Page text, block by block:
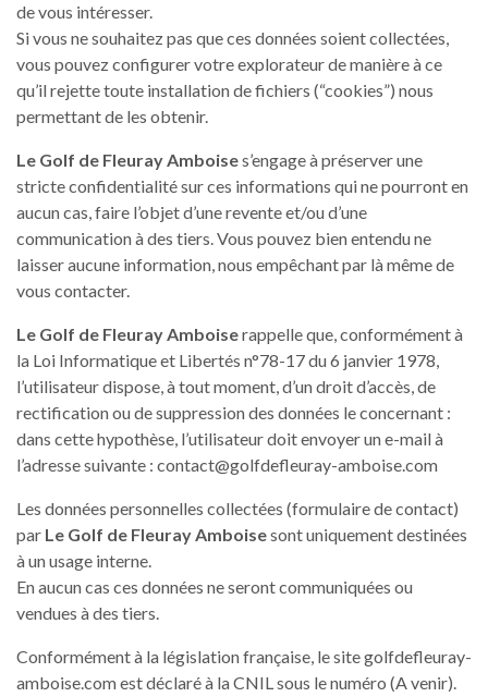
de vous intéresser.
Si vous ne souhaitez pas que ces données soient collectées,
vous pouvez configurer votre explorateur de manière à ce
qu’il rejette toute installation de fichiers (“cookies”) nous
permettant de les obtenir.
Le Golf de Fleuray Amboises’engage à préserver une
stricte confidentialité sur ces informations qui ne pourront en
aucun cas, faire l’objet d’une revente et/ou d’une
communication à des tiers. Vous pouvez bien entendu ne
laisser aucune information, nous empêchant par là même de
vous contacter.
Le Golf de Fleuray Amboiserappelle que, conformément à
la Loi Informatique et Libertés n°78-17 du 6 janvier 1978,
l’utilisateur dispose, à tout moment, d’un droit d’accès, de
rectification ou de suppression des données le concernant :
dans cette hypothèse, l’utilisateur doit envoyer un e-mail à
l’adresse suivante : contact@golfdefleuray-amboise.com
Les données personnelles collectées (formulaire de contact)
par Le Golf de Fleuray Amboisesont uniquement destinées
à un usage interne.
En aucun cas ces données ne seront communiquées ou
vendues à des tiers.
Conformément à la législation française, le site golfdefleuray-
amboise.com est déclaré à la CNIL sous le numéro (A venir).